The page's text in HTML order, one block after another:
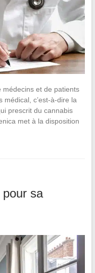
médecins et de patients
c’est-à-dire la
prescrit du cannabis
met à la disposition
sa